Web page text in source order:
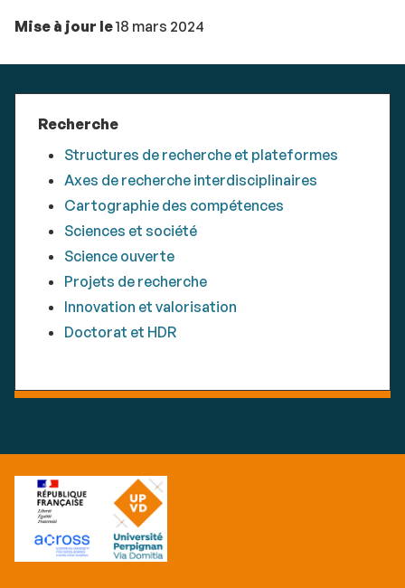
Mise à jour le18 mars 2024
Recherche
Structures de recherche et plateformes
Axes de recherche interdisciplinaires
Cartographie des compétences
Sciences et société
Science ouverte
Projets de recherche
Innovation et valorisation
Doctorat et HDR